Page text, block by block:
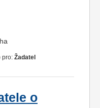
pro: Žadatel
o